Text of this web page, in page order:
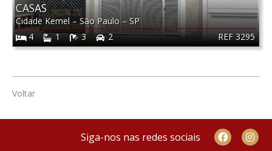
REF 3295
CASAS
Cidade Kemel–São Paulo–SP
4
1 3 2
Voltar
Siga-nos nas redes sociais